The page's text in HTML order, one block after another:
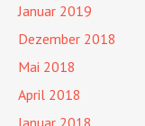
Januar 2019
Dezember 2018
Mai 2018
April 2018
Januar 2018